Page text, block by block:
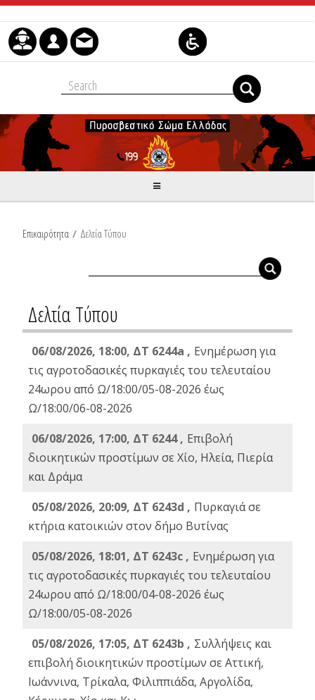
Μετάβαση στο περιεχόμενο
Επικαιρότητα / Δελτία Τύπου
Δελτία Τύπου
06/08/2026, 18:00, ΔΤ 6244a , Ενημέρωση για
τις αγροτοδασικές πυρκαγιές του τελευταίου
24ωρου από Ω/18:00/05-08-2026 έως
Ω/18:00/06-08-2026
06/08/2026, 17:00, ΔΤ 6244 , Επιβολή
διοικητικών προστίμων σε Χίο, Ηλεία, Πιερία
και Δράμα
05/08/2026, 20:09, ΔΤ 6243d , Πυρκαγιά σε
κτήρια κατοικιών στον δήμο Βυτίνας
05/08/2026, 18:01, ΔΤ 6243c , Ενημέρωση για
τις αγροτοδασικές πυρκαγιές του τελευταίου
24ωρου από Ω/18:00/04-08-2026 έως
Ω/18:00/05-08-2026
05/08/2026, 17:05, ΔΤ 6243b , Συλλήψεις και
επιβολή διοικητικών προστίμων σε Αττική,
Ιωάννινα, Τρίκαλα, Φιλιππιάδα, Αργολίδα,